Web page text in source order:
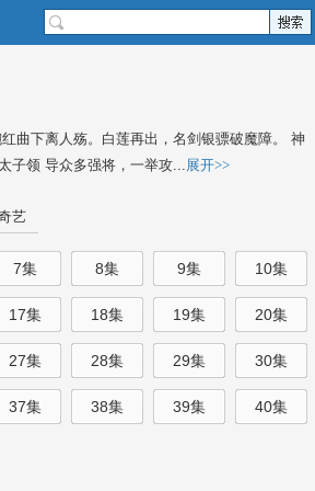
曲下离人殇。白莲再出，名剑银骠破魔障。 神
子领 导众多强将，一举攻...展开>>
艺
7集 8集 9集 10集
17集 18集 19集 20集
27集 28集 29集 30集
37集 38集 39集 40集